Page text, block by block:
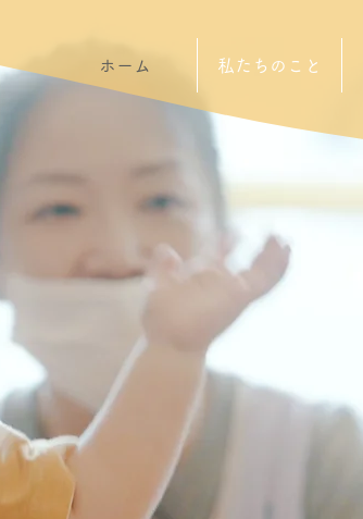
ホーム 私たちのこと